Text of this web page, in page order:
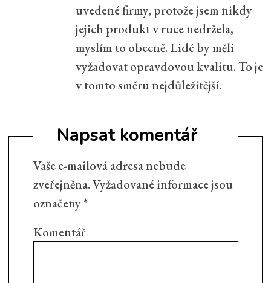
uvedené firmy, protože jsem nikdy
jejich produkt v ruce nedržela,
myslím to obecně. Lidé by měli
vyžadovat opravdovou kvalitu. To je
v tomto směru nejdůležitější.
Napsat komentář
Vaše e-mailová adresa nebude
zveřejněna.Vyžadované informace jsou
označeny*
Komentář